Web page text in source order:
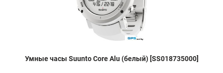
Умные часы Suunto Core Alu (белый) [SS018735000]